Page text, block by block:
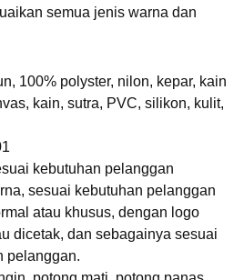
semua jenis warna dan
100% polyster, nilon, kepar, kain
kain, sutra, PVC, silikon, kulit,
kebutuhan pelanggan
sesuai kebutuhan pelanggan
atau khusus, dengan logo
dicetak, dan sebagainya sesuai
pelanggan.